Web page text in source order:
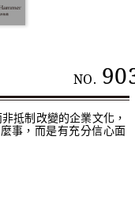
NO.
抵制改變的企業文化，
事，而是有充分信心面